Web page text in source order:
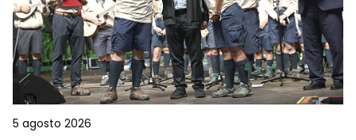
5 agosto 2026